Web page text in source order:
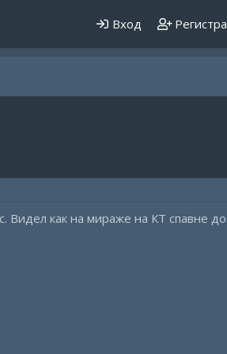
Вход
как на мираже на КТ спавне